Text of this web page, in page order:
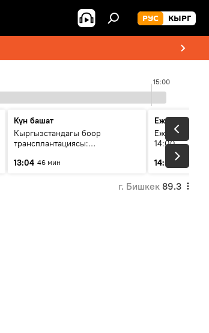
РУС КЫРГ
15:00
Күн башат
Кыргызстандагы боор
трансплантациясы:
келечеги
13:04 46 мин
Ежедневные
Ежедневные
14:00
14:01
3 мин
г. Бишкек 89.3